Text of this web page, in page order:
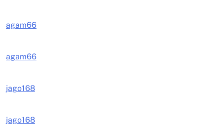
agam66
agam66
jago168
jago168